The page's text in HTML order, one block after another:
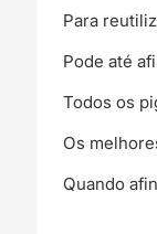
Para
Pode até
Todos os
Os
Quando